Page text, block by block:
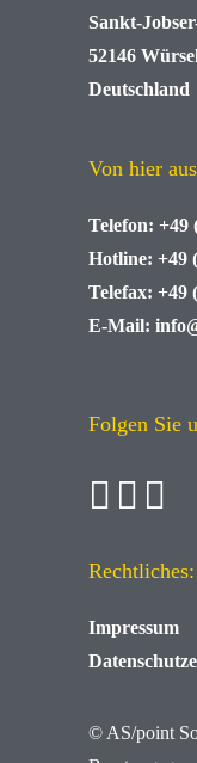
Sankt-
52146
Deutschland
Von hier
Telefon: +49
Hotline: +49
Telefax: +49
E-Mail:
Folgen Sie
Rechtliches:
Impressum
© AS/point